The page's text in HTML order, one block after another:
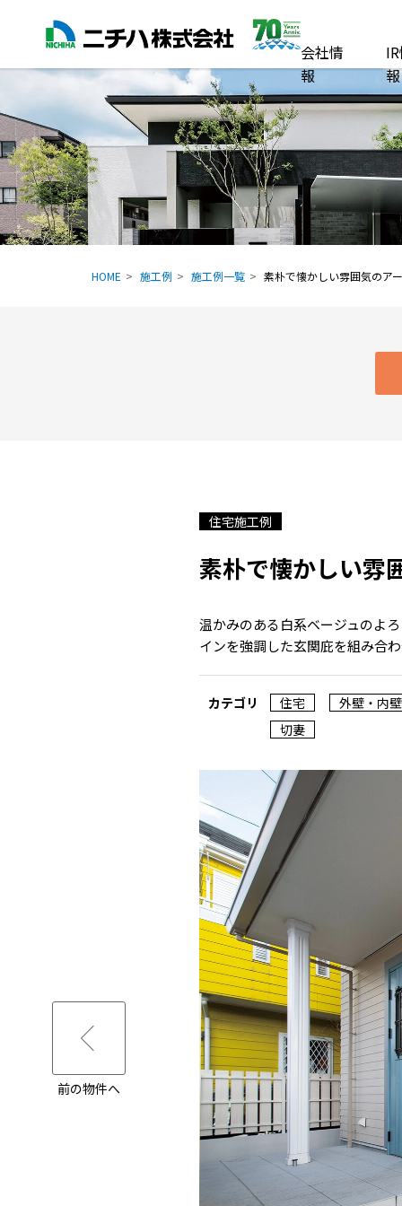
会社情
報
報
HOME 施工例 施工例一覧 素朴で懐かしい雰囲気のア
住宅施工例
素朴で懐かしい雰
温かみのある白系ベージュのよ
インを強調した玄関庇を組み合
カテゴリ 住宅
外壁・内壁
切妻
前の物件へ